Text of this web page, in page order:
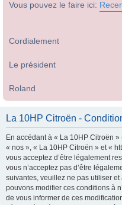
Vous pouvez le faire ici:
Cordialement
Le président
Roland
La 10HP Citroën -
En accédant à « La 10HP Citroën
« nos », « La 10HP Citroën » et «
vous acceptez d’être légalement
vous n’acceptez pas d’être
suivantes, veuillez ne pas utiliser
pouvons modifier ces conditions à
de vous informer de ces